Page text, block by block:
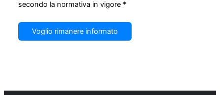
secondo la normativa in vigore *
Voglio rimanere informato